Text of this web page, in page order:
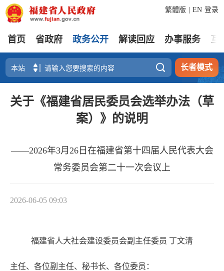
登录
繁體版 EN
首页 省政府 政务公开 解读回应 办事服务 互
 长者模式
关于《福建省居民委员会选举办法（草
案）》的说明
——2026年3月26日在福建省第十四届人民代表大会
常务委员会第二十一次会议上
2026-06-05 09:03
福建省人大社会建设委员会副主任委员 丁文清
主任、各位副主任、秘书长、各位委员：